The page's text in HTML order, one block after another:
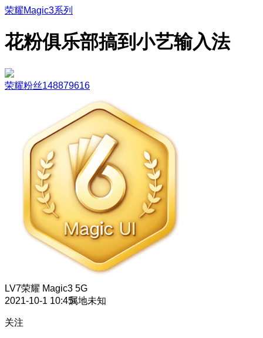
荣耀Magic3系列
花粉俱乐部搞到小艺输入法
荣耀粉丝148879616
LV7荣耀 Magic3 5G
2021-10-1 10:45属地未知
关注